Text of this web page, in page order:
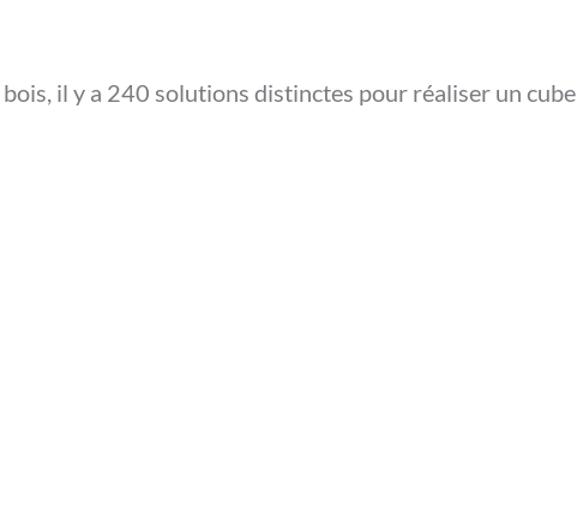
il y a 240 solutions distinctes pour réaliser un cube